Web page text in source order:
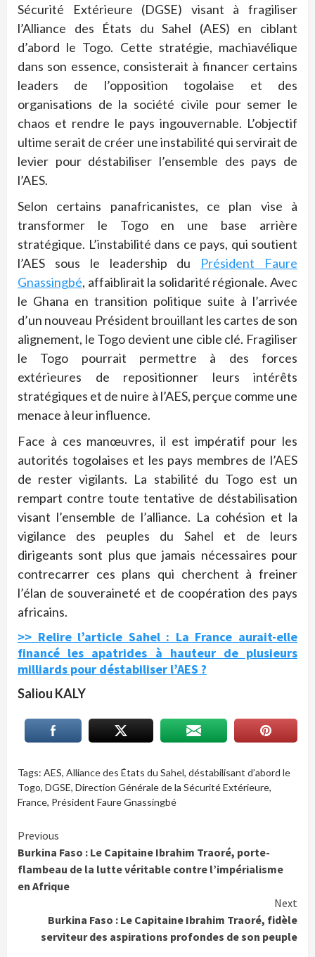
Sécurité Extérieure (DGSE) visant à fragiliser
l’Alliance des États du Sahel (AES) en ciblant
d’abord le Togo. Cette stratégie, machiavélique
dans son essence, consisterait à financer certains
leaders de l’opposition togolaise et des
organisations de la société civile pour semer le
chaos et rendre le pays ingouvernable. L’objectif
ultime serait de créer une instabilité qui servirait de
levier pour déstabiliser l’ensemble des pays de
l’AES.
Selon certains panafricanistes, ce plan vise à
transformer le Togo en une base arrière
stratégique. L’instabilité dans ce pays, qui soutient
l’AES sous le leadership du Président Faure
Gnassingbé, affaiblirait la solidarité régionale. Avec
le Ghana en transition politique suite à l’arrivée
d’un nouveau Président brouillant les cartes de son
alignement, le Togo devient une cible clé. Fragiliser
le Togo pourrait permettre à des forces
extérieures de repositionner leurs intérêts
stratégiques et de nuire à l’AES, perçue comme une
menace à leur influence.
Face à ces manœuvres, il est impératif pour les
autorités togolaises et les pays membres de l’AES
de rester vigilants. La stabilité du Togo est un
rempart contre toute tentative de déstabilisation
visant l’ensemble de l’alliance. La cohésion et la
vigilance des peuples du Sahel et de leurs
dirigeants sont plus que jamais nécessaires pour
contrecarrer ces plans qui cherchent à freiner
l’élan de souveraineté et de coopération des pays
africains.
>> Relire l’article Sahel : La France aurait-elle
financé les apatrides à hauteur de plusieurs
milliards pour déstabiliser l’AES ?
Saliou KALY
Tags: AES, Alliance des États du Sahel, déstabilisant d’abord le
Togo, DGSE, Direction Générale de la Sécurité Extérieure,
France, Président Faure Gnassingbé
Continue
Reading
Previous
Burkina Faso : Le Capitaine Ibrahim Traoré, porte-
flambeau de la lutte véritable contre l’impérialisme
en Afrique
Next
Burkina Faso : Le Capitaine Ibrahim Traoré, fidèle
serviteur des aspirations profondes de son peuple